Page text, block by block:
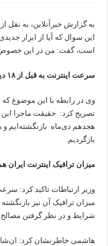
به گزارش خبرآنلاین، به نقل
این سوال که آیا از ابزار
است، گفت: من در این خصوص
سرعت اینترنت به قبل از ۱۸ دیماه بازنگشسته است
وی در رابطه با این موضوع که
تصریح کرد:‌ حقیقت ماجرا
هجدهم دی‌ماه بازنگشته‌ایم
بازگردیم.
میزان ترافیک اینترنت‌ ایران
وزیر ارتباطات تاکید کرد:
میزان ترافیک آن نیز
شرایط و در نظر گرفتن
هاشمی خاطرنشان کرد:‌